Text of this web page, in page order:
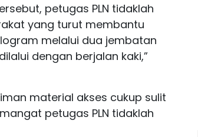
petugas PLN tidaklah
yang turut membantu
melalui dua jembatan
dengan berjalan kaki,”
material akses cukup sulit
petugas PLN tidaklah